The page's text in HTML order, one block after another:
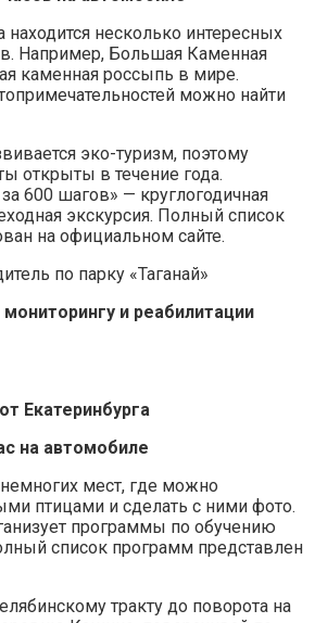
находится несколько интересных
Например, Большая Каменная
каменная россыпь в мире.
можно найти
эко-туризм, поэтому
открыты в течение года.
600 шагов» — круглогодичная
экскурсия. Полный список
на официальном сайте.
по парку «Таганай»
и реабилитации
Екатеринбурга
на автомобиле
мест, где можно
птицами и сделать с ними фото.
программы по обучению
список программ представлен
тракту до поворота на